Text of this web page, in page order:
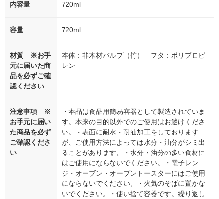
内容量 720ml
容量 720ml
材質 ※お手
元に届いた商
品を必ずご確
認ください
本体：非木材パルプ（竹） フタ：ポリプロピ
レン
注意事項 ※
お手元に届い
た商品を必ず
ご確認くださ
い
・本品は食品用簡易容器として製造されていま
す。本来の目的以外でのご使用はお避けくださ
い。・表面に耐水・耐油加工をしております
が、ご使用方法によっては水分・油分がシミ出
ることがあります。・水分・油分の多い食材に
はご使用にならないでください。・電子レン
ジ・オーブン・オーブントースターにはご使用
にならないでください。・火気のそばに置かな
いでください。・使い捨て容器です。繰り返し